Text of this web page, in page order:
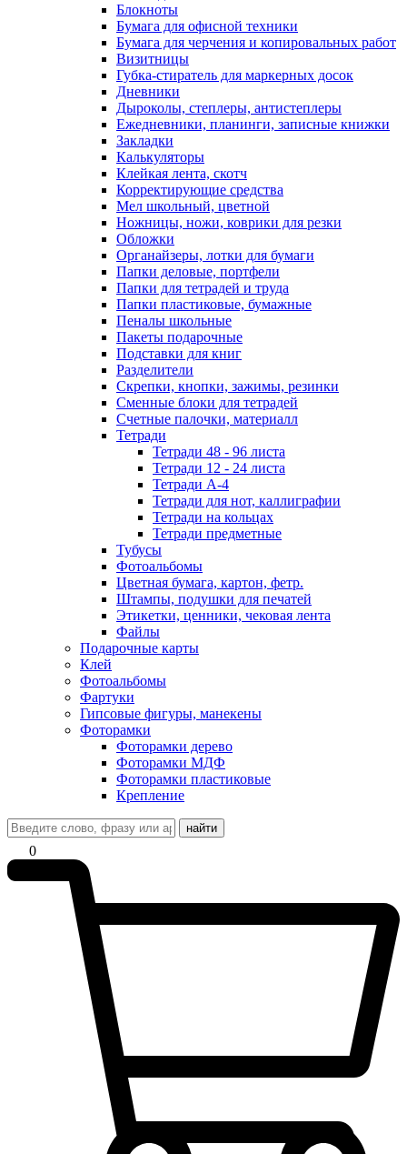
Блокноты
Бумага для офисной техники
Бумага для черчения и копировальных работ
Визитницы
Губка-стиратель для маркерных досок
Дневники
Дыроколы, степлеры, антистеплеры
Ежедневники, планинги, записные книжки
Закладки
Калькуляторы
Клейкая лента, скотч
Корректирующие средства
Мел школьный, цветной
Ножницы, ножи, коврики для резки
Обложки
Органайзеры, лотки для бумаги
Папки деловые, портфели
Папки для тетрадей и труда
Папки пластиковые, бумажные
Пеналы школьные
Пакеты подарочные
Подставки для книг
Разделители
Скрепки, кнопки, зажимы, резинки
Сменные блоки для тетрадей
Счетные палочки, материалл
Тетради
Тетради 48 - 96 листа
Тетради 12 - 24 листа
Тетради А-4
Тетради для нот, каллиграфии
Тетради на кольцах
Тетради предметные
Тубусы
Фотоальбомы
Цветная бумага, картон, фетр.
Штампы, подушки для печатей
Этикетки, ценники, чековая лента
Файлы
Подарочные карты
Клей
Фотоальбомы
Фартуки
Гипсовые фигуры, манекены
Фоторамки
Фоторамки дерево
Фоторамки МДФ
Фоторамки пластиковые
Крепление
найти
0